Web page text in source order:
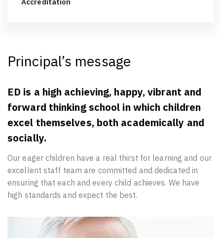
Principal’s message
ED is a high achieving, happy, vibrant and
forward thinking school in which children
excel themselves, both academically and
socially.
Our eager children have a real thirst for learning and our
excellent staff team are committed and dedicated in
ensuring that each and every child achieves. We have
high standards and expect the best.